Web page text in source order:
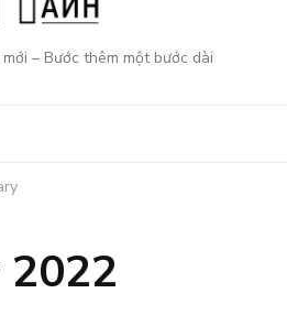
– Bước thêm một bước dài
2022